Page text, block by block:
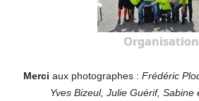
Organisation
Merci aux photographes : Frédéric
Yves Bizeul, Julie Guérif, Sabine